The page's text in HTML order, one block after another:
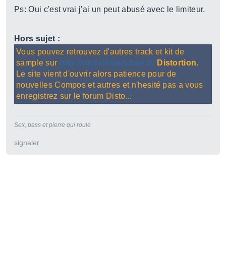
Ps: Oui c'est vrai j'ai un peut abusé avec le limiteur.
Hors sujet :
Vous pouvez retrouvez d'autres track et kit de
sample sur http://underclash.free.fr/ Distortion.
Le site vient d'ouvrir alors patience pour de
nouvelles Compos et autres et n'hesité pas a vous
enregistrez sur le forum Disto...
Sex, bass et pierre qui roule
signaler